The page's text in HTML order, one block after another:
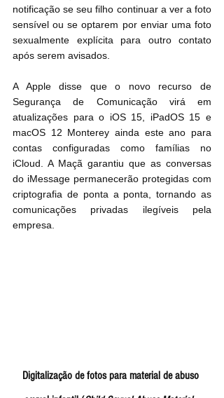
notificação se seu filho continuar a ver a foto
sensível ou se optarem por enviar uma foto
sexualmente explícita para outro contato
após serem avisados.
A Apple disse que o novo recurso de
Segurança de Comunicação virá em
atualizações para o iOS 15, iPadOS 15 e
macOS 12 Monterey ainda este ano para
contas configuradas como famílias no
iCloud. A Maçã garantiu que as conversas
do iMessage permanecerão protegidas com
criptografia de ponta a ponta, tornando as
comunicações privadas ilegíveis pela
empresa.
Digitalização de fotos para material de abuso